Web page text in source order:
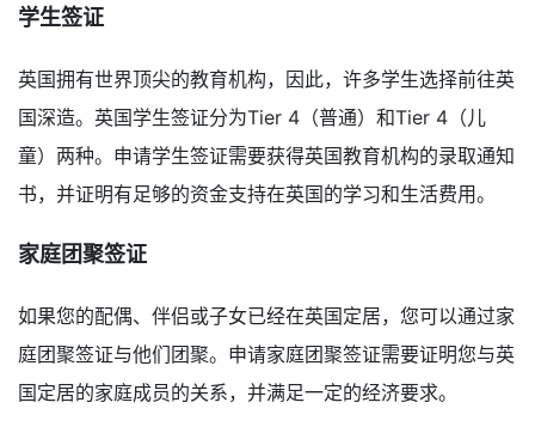
学生签证
英国拥有世界顶尖的教育机构，因此，许多学生选择前往英
国深造。英国学生签证分为Tier 4（普通）和Tier 4（儿
童）两种。申请学生签证需要获得英国教育机构的录取通知
书，并证明有足够的资金支持在英国的学习和生活费用。
家庭团聚签证
如果您的配偶、伴侣或子女已经在英国定居，您可以通过家
庭团聚签证与他们团聚。申请家庭团聚签证需要证明您与英
国定居的家庭成员的关系，并满足一定的经济要求。